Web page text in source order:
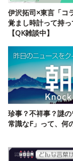
伊沢拓司×東言「コ
覚まし時計って持っ
【QK雑談中】
珍事？不祥事？謎
常識なF」って、何